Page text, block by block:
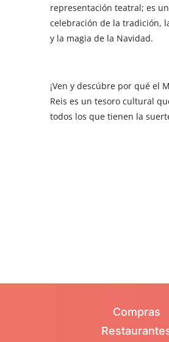
representación teatral; es
celebración de la tradición,
y la magia de la Navidad.
¡Ven y descúbre por qué el
Reis es un tesoro cultural
todos los que tienen la
Compras